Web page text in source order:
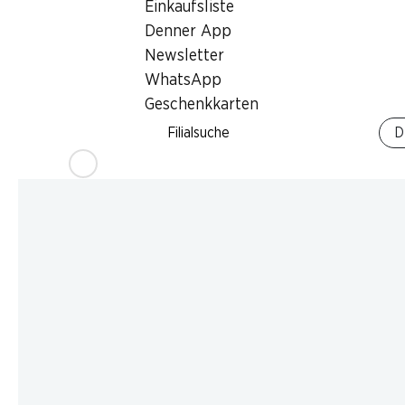
Einkaufsliste
Denner App
Newsletter
WhatsApp
Geschenkkarten
Filialsuche